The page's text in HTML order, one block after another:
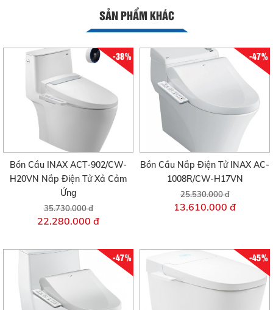
SẢN PHẨM KHÁC
-38%
Bồn Cầu INAX ACT-902/CW-
H20VN Nắp Điện Tử Xả Cảm
Ứng
35.730.000 đ
22.280.000 đ
-47%
Bồn Cầu Nắp Điện Tử INAX AC-
1008R/CW-H17VN
25.530.000 đ
13.610.000 đ
-47% -45%